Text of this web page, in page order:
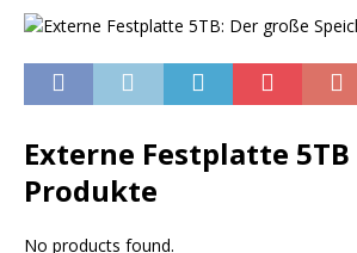
Externe Festplatte 5TB
Produkte
No products found.